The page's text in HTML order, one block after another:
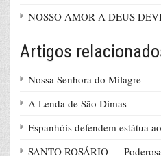
NOSSO AMOR A DEUS
Artigos
Nossa Senhora do Milagre
A Lenda de São Dimas
Espanhóis defendem estátua
SANTO ROSÁRIO —